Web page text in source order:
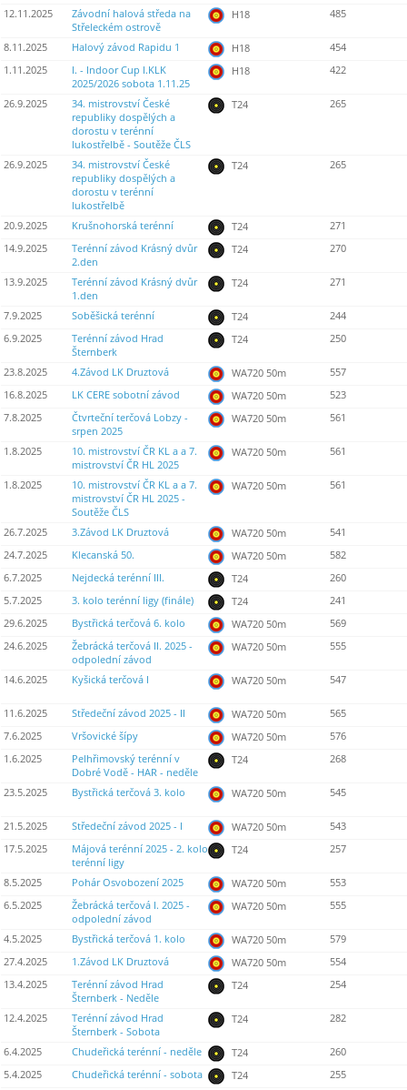
12.11.2025
Závodní halová středa na
Střeleckém ostrově
H18 485
8.11.2025 Halový závod Rapidu 1 H18
454
1.11.2025
I. - Indoor Cup I.KLK
2025/2026 sobota 1.11.25
H18 422
26.9.2025
34. mistrovství České
republiky dospělých a
dorostu v terénní
lukostřelbě - Soutěže ČLS
T24 265
26.9.2025
34. mistrovství České
republiky dospělých a
dorostu v terénní
lukostřelbě
T24 265
20.9.2025 Krušnohorská terénní T24
271
14.9.2025
Terénní závod Krásný dvůr
2.den
T24 270
13.9.2025
Terénní závod Krásný dvůr
1.den
T24 271
7.9.2025 Soběšická terénní T24
244
6.9.2025
Terénní závod Hrad
Šternberk
T24 250
23.8.2025 4.Závod LK Druztová WA720 50m
557
16.8.2025
LK CERE sobotní závod WA720 50m
523
7.8.2025
Čtvrteční terčová Lobzy -
srpen 2025
WA720 50m 561
1.8.2025
10. mistrovství ČR KL a a 7.
mistrovství ČR HL 2025
WA720 50m 561
1.8.2025
10. mistrovství ČR KL a a 7.
mistrovství ČR HL 2025 -
Soutěže ČLS
WA720 50m 561
26.7.2025 3.Závod LK Druztová WA720 50m
541
24.7.2025
Klecanská 50. WA720 50m
582
6.7.2025
Nejdecká terénní III. T24
260
5.7.2025
3. kolo terénní ligy (finále) T24
241
29.6.2025
Bystřická terčová 6. kolo WA720 50m
569
24.6.2025
Žebrácká terčová II. 2025 -
odpolední závod
WA720 50m 555
14.6.2025 Kyšická terčová I WA720 50m 547
11.6.2025 Středeční závod 2025 - II WA720 50m
565
7.6.2025
Vršovické šípy WA720 50m
576
1.6.2025
Pelhřimovský terénní v
Dobré Vodě - HAR - neděle
T24 268
23.5.2025 Bystřická terčová 3. kolo WA720 50m 545
21.5.2025 Středeční závod 2025 - I WA720 50m
543
17.5.2025
Májová terénní 2025 - 2. kolo
terénní ligy
T24 257
8.5.2025 Pohár Osvobození 2025 WA720 50m
553
6.5.2025
Žebrácká terčová I. 2025 -
odpolední závod
WA720 50m 555
4.5.2025 Bystřická terčová 1. kolo WA720 50m
579
27.4.2025
1.Závod LK Druztová WA720 50m
554
13.4.2025
Terénní závod Hrad
Šternberk - Neděle
T24 254
12.4.2025
Terénní závod Hrad
Šternberk - Sobota
T24 282
6.4.2025 Chudeřická terénní - neděle T24
260
5.4.2025
Chudeřická terénní - sobota T24
255